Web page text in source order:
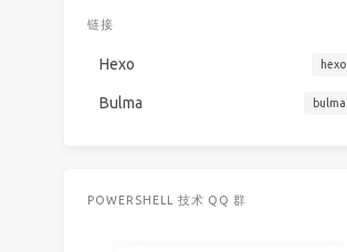
链接
Hexo
Bulma
POWERSHELL 技术 QQ 群